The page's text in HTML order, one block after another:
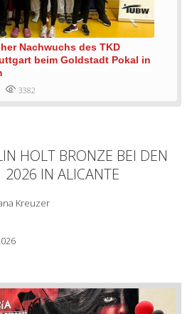
Nachwuchs des TKD
beim Goldstadt Pokal in
3382
HOLT BRONZE BEI DEN
2026 IN ALICANTE
Kreuzer